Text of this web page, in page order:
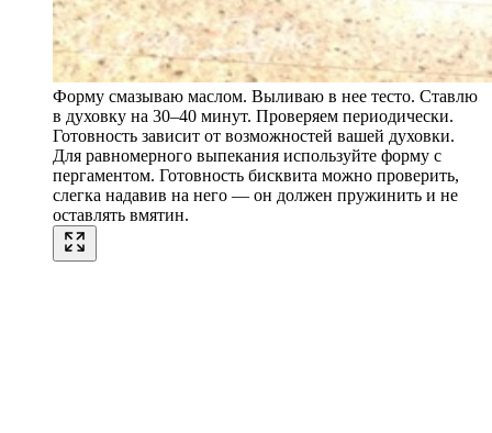
Форму смазываю маслом. Выливаю в нее тесто. Ставлю
в духовку на 30–40 минут. Проверяем периодически.
Готовность зависит от возможностей вашей духовки.
Для равномерного выпекания используйте форму с
пергаментом. Готовность бисквита можно проверить,
слегка надавив на него — он должен пружинить и не
оставлять вмятин.